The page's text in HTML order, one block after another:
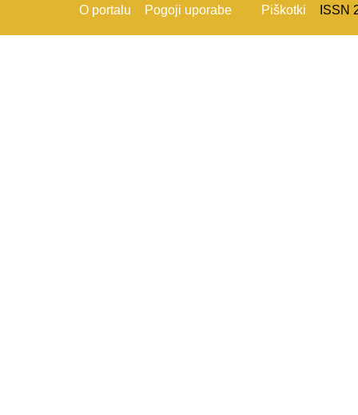
O portalu Pogoji uporabe Piškotki ISSN